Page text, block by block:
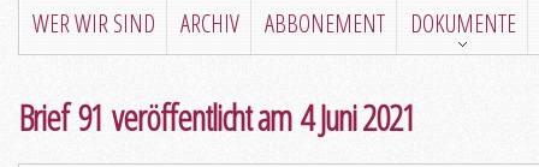
WER WIR SIND ARCHIV ABBONEMENT DOKUMENTE
Brief 91 veröffentlicht am 4 Juni 2021